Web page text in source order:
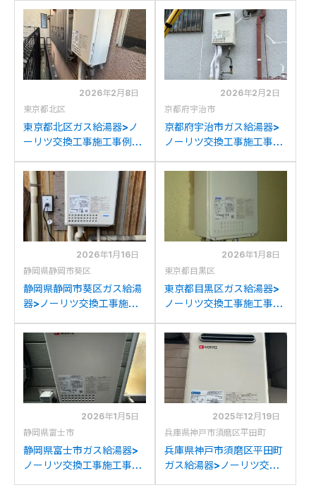
らノーリツGQ-2439WS-
1への交換
V2400Wからノーリツ
GQ-2439WS-1への交換
2026年2月8日
東京都北区
東京都北区ガス給湯器>ノ
ーリツ交換工事施工事例：
らノーリツGQ-2439WS-
1への交換
2026年2月2日
京都府宇治市
京都府宇治市ガス給湯器>
ノーリツ交換工事施工事
A2011W-Eからノーリツ
GQ-2439WS-1への交換
2026年1月16日
静岡県静岡市葵区
静岡県静岡市葵区ガス給湯
器>ノーリツ交換工事施工
2000W-1からノーリツ
GQ-2439WS-1への交換
2026年1月8日
東京都目黒区
東京都目黒区ガス給湯器>
ノーリツ交換工事施工事
からノーリツGQ-
2439WS-1への交換
2026年1月5日
静岡県富士市
静岡県富士市ガス給湯器>
ノーリツ交換工事施工事
2025年12月19日
兵庫県神戸市須磨区平田町
兵庫県神戸市須磨区平田町
ガス給湯器>ノーリツ交換